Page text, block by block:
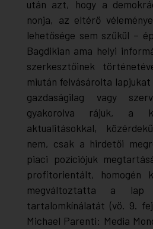
után azt, hogy a
nonja, az eltérő
lehetősége sem szűkül –
Bagdikian ama helyi
szerkesztőinek
miután felvásárolta lapjukat
gazdaságilag vagy
gyakorolva rájuk, a
aktualitásokkal,
nem, csak a hirdetői
piaci pozíciójuk
profitorientált, homogén
megváltoztatta a lap
tartalomkínálatát (vö. 9.
Michael Parenti: Media